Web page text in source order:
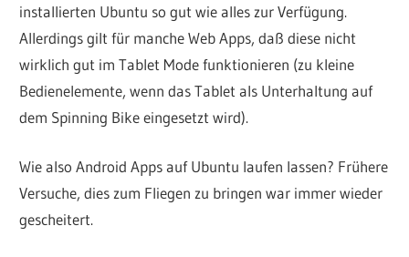
installierten Ubuntu so gut wie alles zur Verfügung.
Allerdings gilt für manche Web Apps, daß diese nicht
wirklich gut im Tablet Mode funktionieren (zu kleine
Bedienelemente, wenn das Tablet als Unterhaltung auf
dem Spinning Bike eingesetzt wird).
Wie also Android Apps auf Ubuntu laufen lassen? Frühere
Versuche, dies zum Fliegen zu bringen war immer wieder
gescheitert.